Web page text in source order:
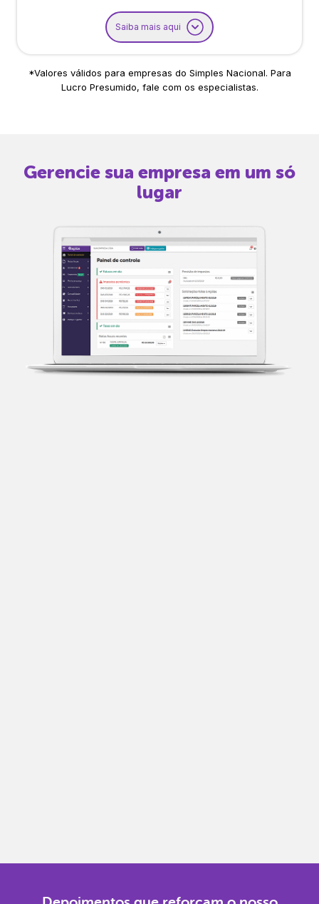
Saiba mais aqui
*Valores válidos para empresas do Simples Nacional. Para
Lucro Presumido, fale com os especialistas.
Gerencie sua empresa em um só
lugar